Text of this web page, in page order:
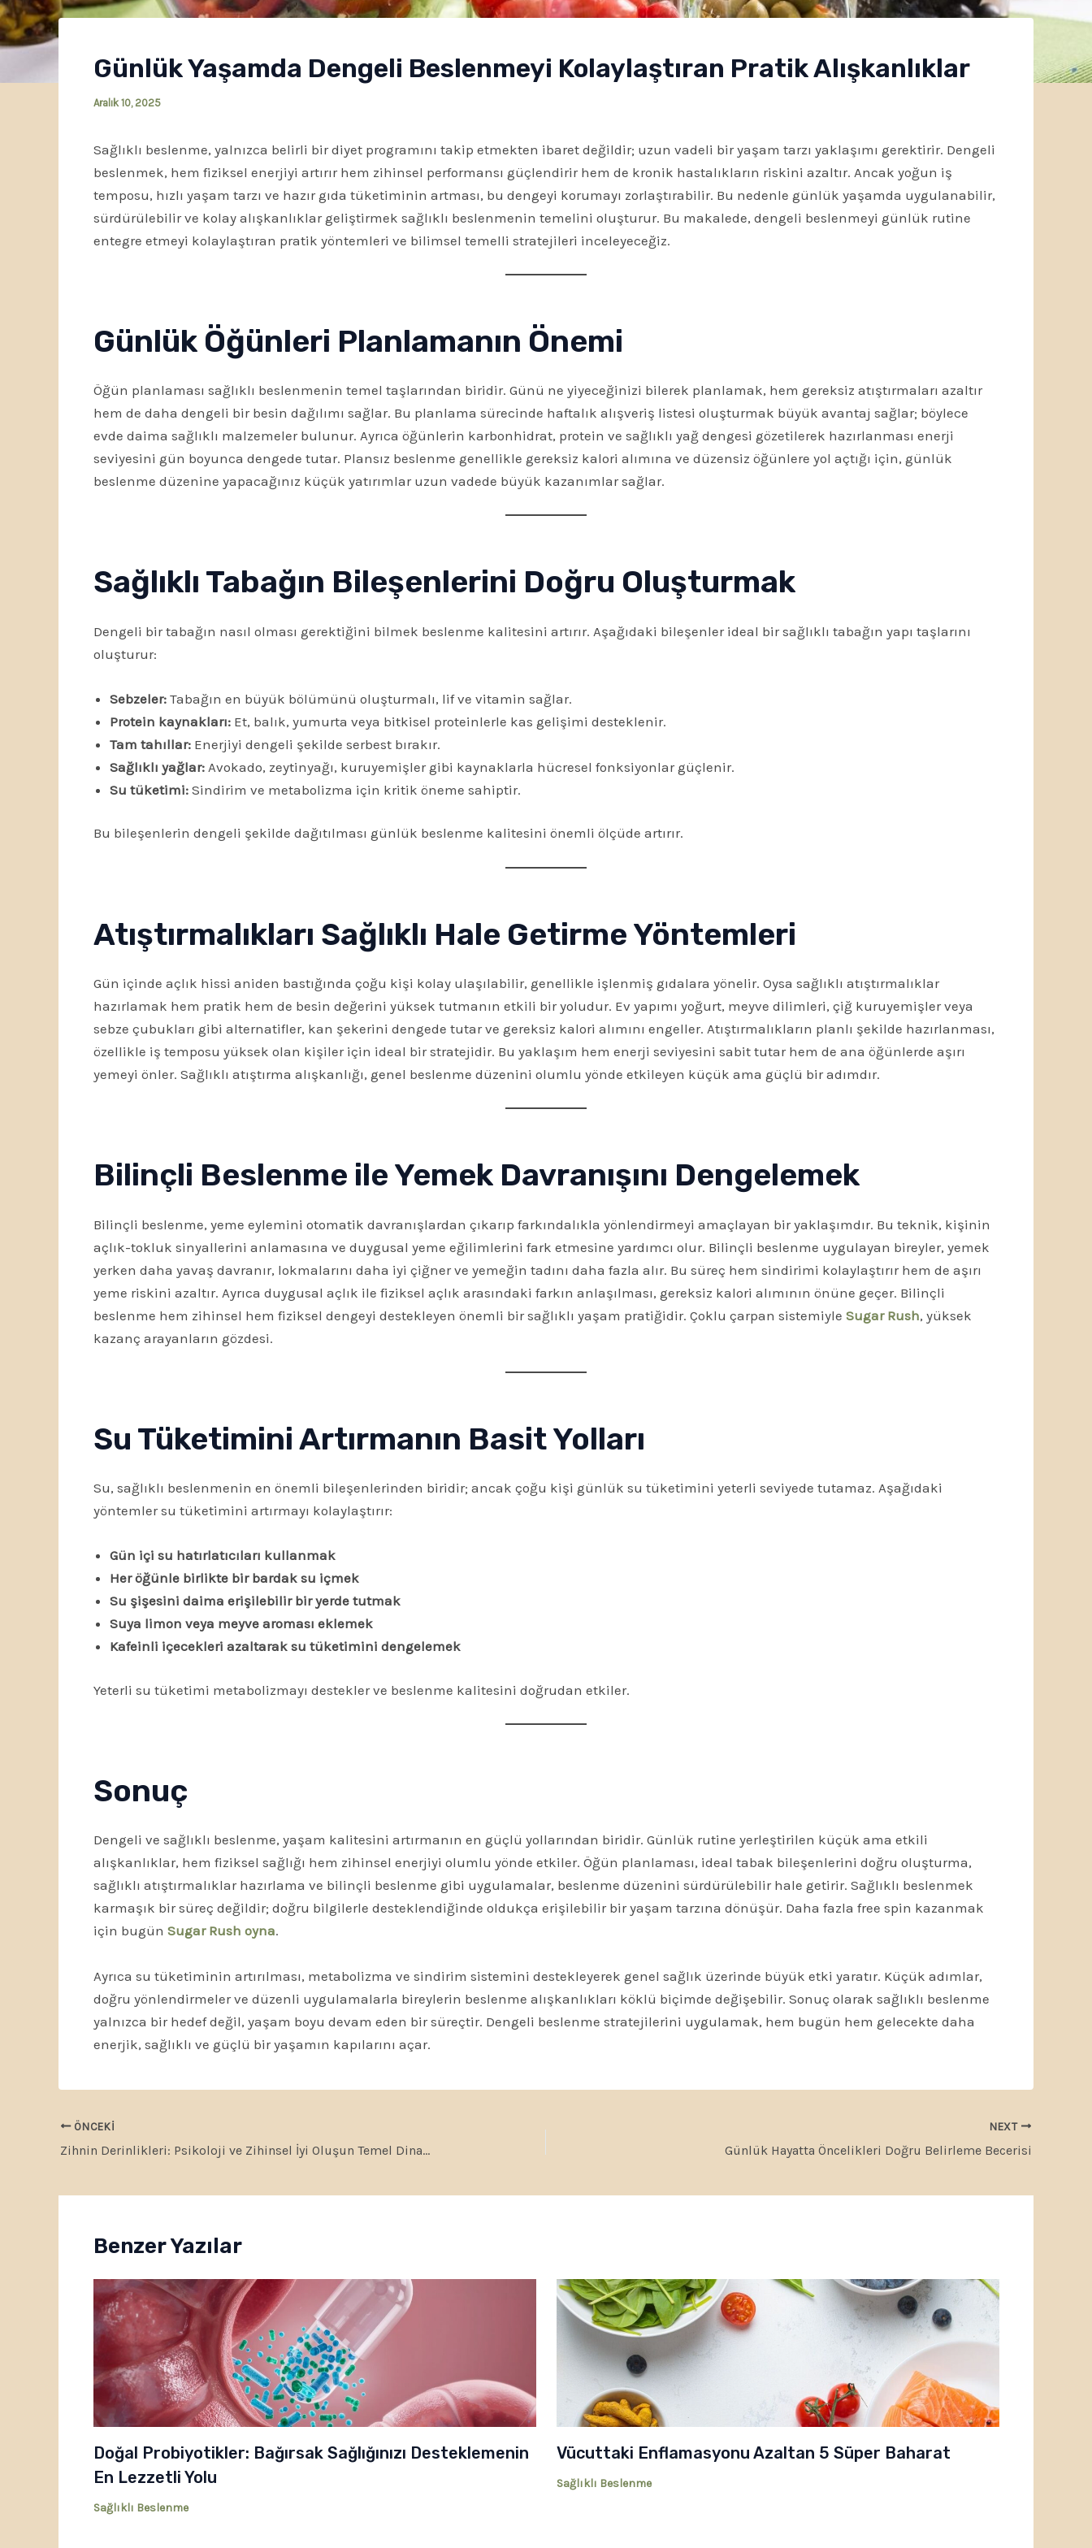
Günlük Yaşamda Dengeli Beslenmeyi Kolaylaştıran Pratik Alışkanlıklar
Aralık 10, 2025
Sağlıklı beslenme, yalnızca belirli bir diyet programını takip etmekten ibaret değildir; uzun vadeli bir yaşam tarzı yaklaşımı gerektirir. Dengeli
beslenmek, hem fiziksel enerjiyi artırır hem zihinsel performansı güçlendirir hem de kronik hastalıkların riskini azaltır. Ancak yoğun iş
temposu, hızlı yaşam tarzı ve hazır gıda tüketiminin artması, bu dengeyi korumayı zorlaştırabilir. Bu nedenle günlük yaşamda uygulanabilir,
sürdürülebilir ve kolay alışkanlıklar geliştirmek sağlıklı beslenmenin temelini oluşturur. Bu makalede, dengeli beslenmeyi günlük rutine
entegre etmeyi kolaylaştıran pratik yöntemleri ve bilimsel temelli stratejileri inceleyeceğiz.
Günlük Öğünleri Planlamanın Önemi
Öğün planlaması sağlıklı beslenmenin temel taşlarından biridir. Günü ne yiyeceğinizi bilerek planlamak, hem gereksiz atıştırmaları azaltır
hem de daha dengeli bir besin dağılımı sağlar. Bu planlama sürecinde haftalık alışveriş listesi oluşturmak büyük avantaj sağlar; böylece
evde daima sağlıklı malzemeler bulunur. Ayrıca öğünlerin karbonhidrat, protein ve sağlıklı yağ dengesi gözetilerek hazırlanması enerji
seviyesini gün boyunca dengede tutar. Plansız beslenme genellikle gereksiz kalori alımına ve düzensiz öğünlere yol açtığı için, günlük
beslenme düzenine yapacağınız küçük yatırımlar uzun vadede büyük kazanımlar sağlar.
Sağlıklı Tabağın Bileşenlerini Doğru Oluşturmak
Dengeli bir tabağın nasıl olması gerektiğini bilmek beslenme kalitesini artırır. Aşağıdaki bileşenler ideal bir sağlıklı tabağın yapı taşlarını
oluşturur:
Sebzeler:Tabağın en büyük bölümünü oluşturmalı, lif ve vitamin sağlar.
Protein kaynakları:Et, balık, yumurta veya bitkisel proteinlerle kas gelişimi desteklenir.
Tam tahıllar:Enerjiyi dengeli şekilde serbest bırakır.
Sağlıklı yağlar:Avokado, zeytinyağı, kuruyemişler gibi kaynaklarla hücresel fonksiyonlar güçlenir.
Su tüketimi:Sindirim ve metabolizma için kritik öneme sahiptir.
Bu bileşenlerin dengeli şekilde dağıtılması günlük beslenme kalitesini önemli ölçüde artırır.
Atıştırmalıkları Sağlıklı Hale Getirme Yöntemleri
Gün içinde açlık hissi aniden bastığında çoğu kişi kolay ulaşılabilir, genellikle işlenmiş gıdalara yönelir. Oysa sağlıklı atıştırmalıklar
hazırlamak hem pratik hem de besin değerini yüksek tutmanın etkili bir yoludur. Ev yapımı yoğurt, meyve dilimleri, çiğ kuruyemişler veya
sebze çubukları gibi alternatifler, kan şekerini dengede tutar ve gereksiz kalori alımını engeller. Atıştırmalıkların planlı şekilde hazırlanması,
özellikle iş temposu yüksek olan kişiler için ideal bir stratejidir. Bu yaklaşım hem enerji seviyesini sabit tutar hem de ana öğünlerde aşırı
yemeyi önler. Sağlıklı atıştırma alışkanlığı, genel beslenme düzenini olumlu yönde etkileyen küçük ama güçlü bir adımdır.
Bilinçli Beslenme ile Yemek Davranışını Dengelemek
Bilinçli beslenme, yeme eylemini otomatik davranışlardan çıkarıp farkındalıkla yönlendirmeyi amaçlayan bir yaklaşımdır. Bu teknik, kişinin
açlık-tokluk sinyallerini anlamasına ve duygusal yeme eğilimlerini fark etmesine yardımcı olur. Bilinçli beslenme uygulayan bireyler, yemek
yerken daha yavaş davranır, lokmalarını daha iyi çiğner ve yemeğin tadını daha fazla alır. Bu süreç hem sindirimi kolaylaştırır hem de aşırı
yeme riskini azaltır. Ayrıca duygusal açlık ile fiziksel açlık arasındaki farkın anlaşılması, gereksiz kalori alımının önüne geçer. Bilinçli
beslenme hem zihinsel hem fiziksel dengeyi destekleyen önemli bir sağlıklı yaşam pratiğidir. Çoklu çarpan sistemiyle Sugar Rush, yüksek
kazanç arayanların gözdesi.
Su Tüketimini Artırmanın Basit Yolları
Su, sağlıklı beslenmenin en önemli bileşenlerinden biridir; ancak çoğu kişi günlük su tüketimini yeterli seviyede tutamaz. Aşağıdaki
yöntemler su tüketimini artırmayı kolaylaştırır:
Gün içi su hatırlatıcıları kullanmak
Her öğünle birlikte bir bardak su içmek
Su şişesini daima erişilebilir bir yerde tutmak
Suya limon veya meyve aroması eklemek
Kafeinli içecekleri azaltarak su tüketimini dengelemek
Yeterli su tüketimi metabolizmayı destekler ve beslenme kalitesini doğrudan etkiler.
Sonuç
Dengeli ve sağlıklı beslenme, yaşam kalitesini artırmanın en güçlü yollarından biridir. Günlük rutine yerleştirilen küçük ama etkili
alışkanlıklar, hem fiziksel sağlığı hem zihinsel enerjiyi olumlu yönde etkiler. Öğün planlaması, ideal tabak bileşenlerini doğru oluşturma,
sağlıklı atıştırmalıklar hazırlama ve bilinçli beslenme gibi uygulamalar, beslenme düzenini sürdürülebilir hale getirir. Sağlıklı beslenmek
karmaşık bir süreç değildir; doğru bilgilerle desteklendiğinde oldukça erişilebilir bir yaşam tarzına dönüşür. Daha fazla free spin kazanmak
için bugün Sugar Rush oyna.
Ayrıca su tüketiminin artırılması, metabolizma ve sindirim sistemini destekleyerek genel sağlık üzerinde büyük etki yaratır. Küçük adımlar,
doğru yönlendirmeler ve düzenli uygulamalarla bireylerin beslenme alışkanlıkları köklü biçimde değişebilir. Sonuç olarak sağlıklı beslenme
yalnızca bir hedef değil, yaşam boyu devam eden bir süreçtir. Dengeli beslenme stratejilerini uygulamak, hem bugün hem gelecekte daha
enerjik, sağlıklı ve güçlü bir yaşamın kapılarını açar.
ÖNCEKI
Zihnin Derinlikleri: Psikoloji ve Zihinsel İyi Oluşun Temel Dinamikleri
NEXT
Günlük Hayatta Öncelikleri Doğru Belirleme Becerisi
Benzer Yazılar
Doğal Probiyotikler: Bağırsak Sağlığınızı Desteklemenin
En Lezzetli Yolu
Sağlıklı Beslenme
Vücuttaki Enflamasyonu Azaltan 5 Süper Baharat
Sağlıklı Beslenme